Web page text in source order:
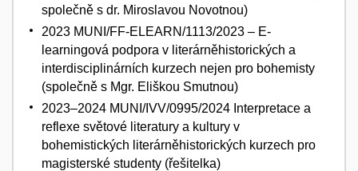
společně s dr. Miroslavou Novotnou)
2023 MUNI/FF-ELEARN/1113/2023 – E-
learningová podpora v literárněhistorických a
interdisciplinárních kurzech nejen pro bohemisty
(společně s Mgr. Eliškou Smutnou)
2023–2024 MUNI/IVV/0995/2024 Interpretace a
reflexe světové literatury a kultury v
bohemistických literárněhistorických kurzech pro
magisterské studenty (řešitelka)